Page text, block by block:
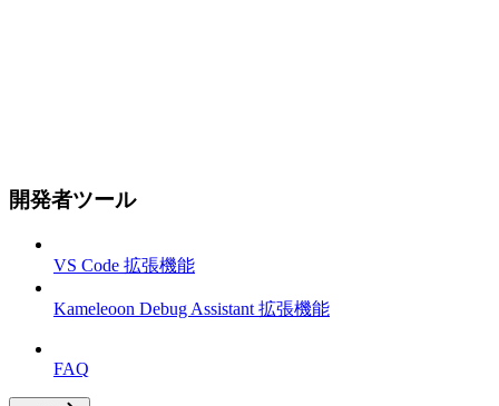
開発者ツール
VS Code 拡張機能
Kameleoon Debug Assistant 拡張機能
FAQ